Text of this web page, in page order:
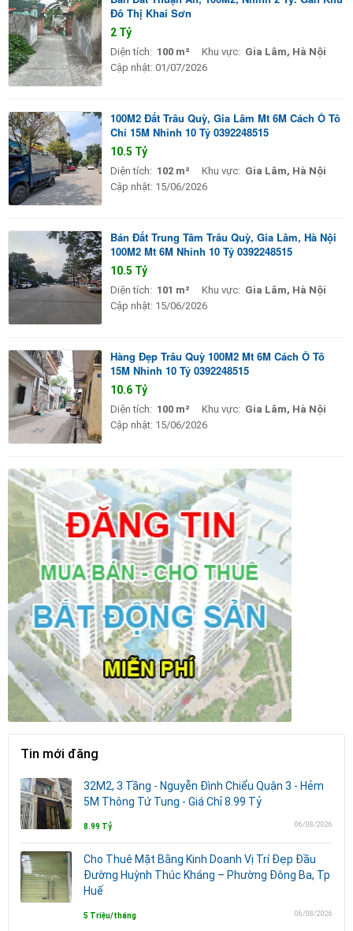
Đô Thị Khai Sơn
2 Tỷ
Diện tích: 100 m² Khu vực: Gia Lâm, Hà Nội
Cập nhật: 01/07/2026
100M2 Đất Trâu Quỳ, Gia Lâm Mt 6M Cách Ô Tô
Chỉ 15M Nhỉnh 10 Tỷ 0392248515
10.5 Tỷ
Diện tích: 102 m² Khu vực: Gia Lâm, Hà Nội
Cập nhật: 15/06/2026
Bán Đất Trung Tâm Trâu Quỳ, Gia Lâm, Hà Nội
100M2 Mt 6M Nhỉnh 10 Tỷ 0392248515
10.5 Tỷ
Diện tích: 101 m² Khu vực: Gia Lâm, Hà Nội
Cập nhật: 15/06/2026
Hàng Đẹp Trâu Quỳ 100M2 Mt 6M Cách Ô Tô
15M Nhỉnh 10 Tỷ 0392248515
10.6 Tỷ
Diện tích: 100 m² Khu vực: Gia Lâm, Hà Nội
Cập nhật: 15/06/2026
Tin mới đăng
32M2, 3 Tầng - Nguyễn Đình Chiểu Quận 3 - Hẻm
5M Thông Tứ Tung - Giá Chỉ 8.99 Tỷ
8.99 Tỷ 06/08/2026
Cho Thuê Mặt Bằng Kinh Doanh Vị Trí Đẹp Đầu
Đường Huỳnh Thúc Kháng – Phường Đông Ba, Tp
Huế
5 Triệu/tháng 06/08/2026